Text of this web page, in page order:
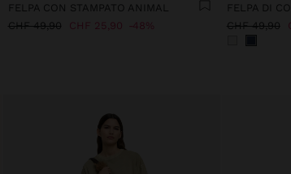
FELPA CON STAMPATO ANIMAL
CHF 49,90 CHF 25,90 48%
FELPA DI
CHF 49,90